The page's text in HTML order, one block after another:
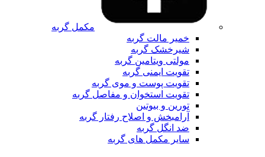
مکمل گربه
خمیر مالت گربه
شیرخشک گربه
مولتی ویتامین گربه
تقویت ایمنی گربه
تقویت پوست و موی گربه
تقویت استخوان و مفاصل گربه
تورین و بیوتین
آرامبخش و اصلاح رفتار گربه
ضد انگل گربه
سایر مکمل های گربه